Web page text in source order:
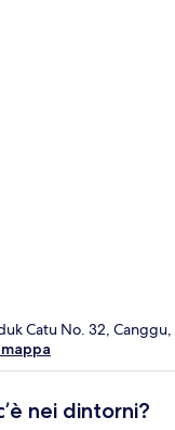
Catu No. 32, Canggu,
nei dintorni?